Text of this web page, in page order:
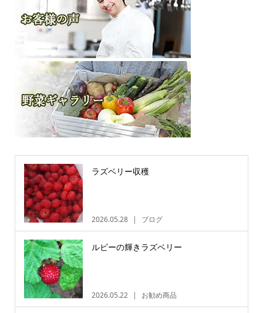
ラズベリー収穫
2026.05.28 ブログ
ルビーの輝きラズベリー
2026.05.22 お勧め商品